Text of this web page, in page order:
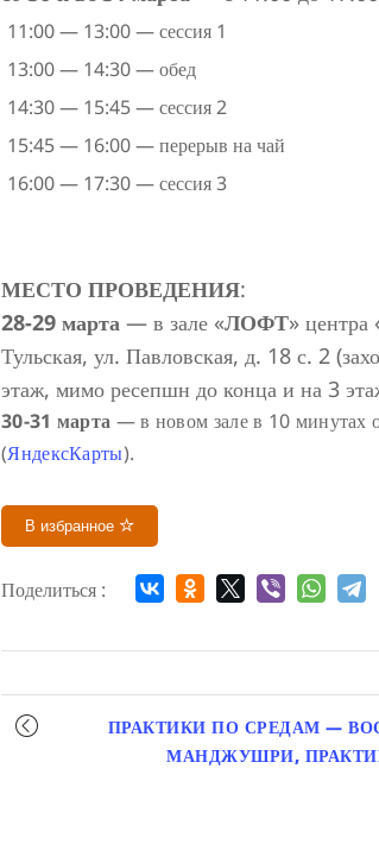
11:00 — 13:00 — сессия 1
13:00 — 14:30 — обед
14:30 — 15:45 — сессия 2
15:45 — 16:00 — перерыв на чай
16:00 — 17:30 — сессия 3
МЕСТО ПРОВЕДЕНИЯ:
28-29 марта — в зале «ЛОФТ» центра
Тульская, ул. Павловская, д. 18 с. 2
этаж, мимо ресепшн до конца и на 3
30-31 марта — в новом зале в 10 минутах
(ЯндексКарты).
В избранное
Поделиться :
Мероприятие
навигация
ПРАКТИКИ ПО СРЕДАМ —
МАНДЖУШРИ,